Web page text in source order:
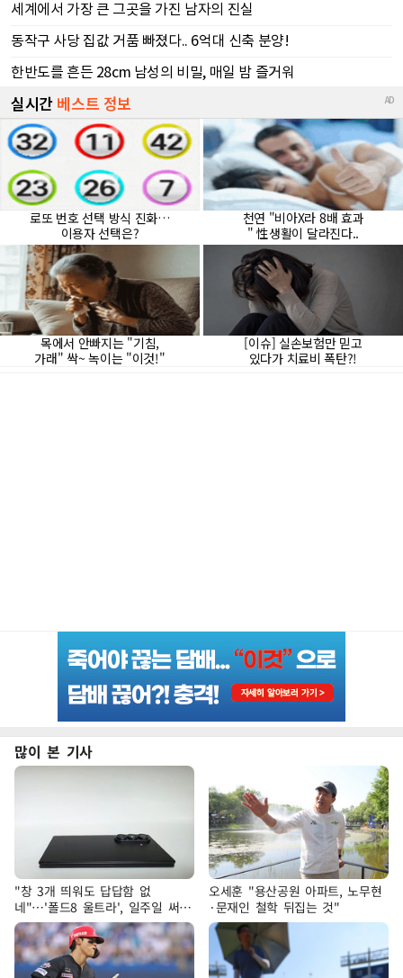
많이 본 기사
"창 3개 띄워도 답답함 없
네"…'폴드8 울트라', 일주일 써보
니
오세훈 "용산공원 아파트, 노무현
·문재인 철학 뒤집는 것"